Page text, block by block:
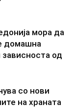
мора да
домашна
зависноста од
со нови
на храната